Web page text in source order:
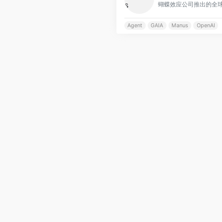
Agent GAIA Manus OpenAI